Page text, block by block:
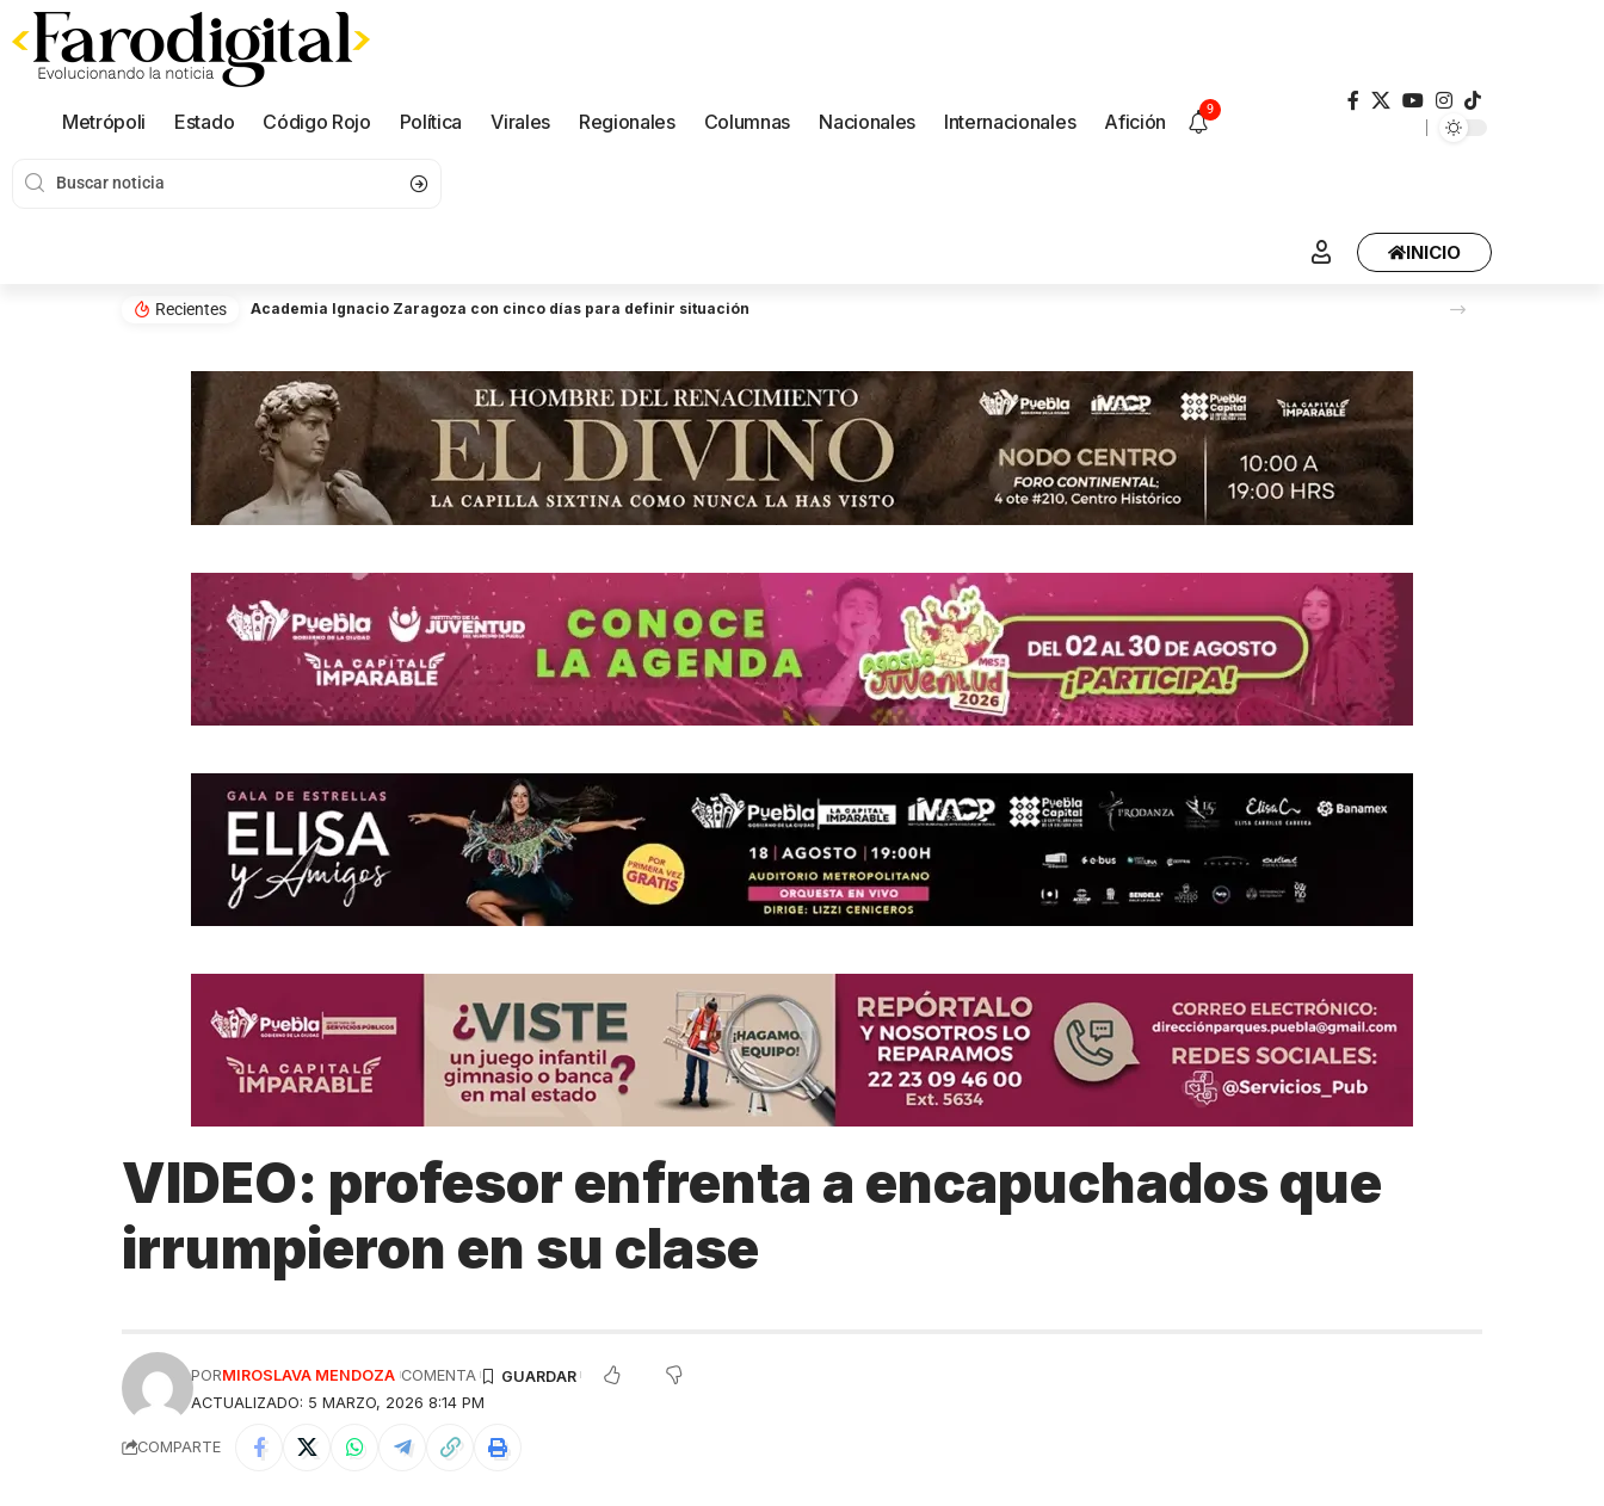
Metrópoli Estado Código Rojo Política Virales Regionales Columnas Nacionales Internacionales Afición
9
INICIO
Recientes Academia Ignacio Zaragoza con cinco días para definir situación
VIDEO: profesor enfrenta a encapuchados que
irrumpieron en su clase
ACTUALIZADO: 5 MARZO, 2026 8:14 PM
PORMIROSLAVA MENDOZA COMENTA
COMPARTE